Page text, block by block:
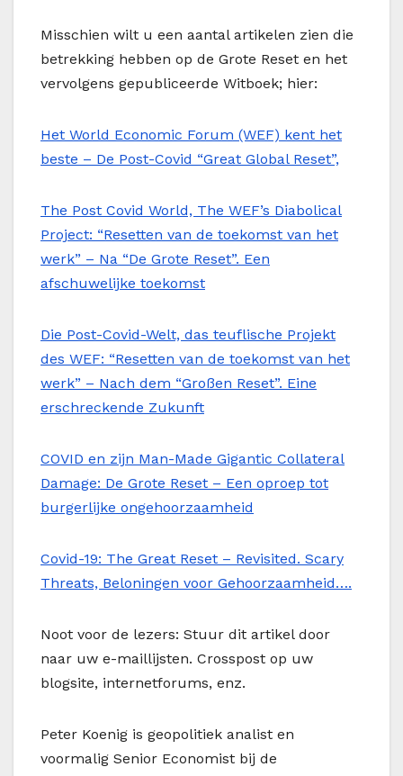
Misschien wilt u een aantal artikelen zien die
betrekking hebben op de Grote Reset en het
vervolgens gepubliceerde Witboek; hier:
Het World Economic Forum (WEF) kent het
beste – De Post-Covid “Great Global Reset”,
The Post Covid World, The WEF’s Diabolical
Project: “Resetten van de toekomst van het
werk” – Na “De Grote Reset”. Een
afschuwelijke toekomst
Die Post-Covid-Welt, das teuflische Projekt
des WEF: “Resetten van de toekomst van het
werk” – Nach dem “Großen Reset”. Eine
erschreckende Zukunft
COVID en zijn Man-Made Gigantic Collateral
Damage: De Grote Reset – Een oproep tot
burgerlijke ongehoorzaamheid
Covid-19: The Great Reset – Revisited. Scary
Threats, Beloningen voor Gehoorzaamheid….
Noot voor de lezers: Stuur dit artikel door
naar uw e-maillijsten. Crosspost op uw
blogsite, internetforums, enz.
Peter Koenig is geopolitiek analist en
voormalig Senior Economist bij de